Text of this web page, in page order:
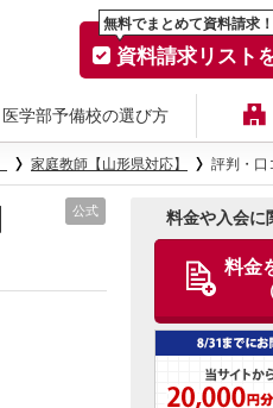
無料でまとめて資料請求！
資料請求リスト
医学部予備校の選び方
家庭教師【山形県対応】 評判・口
公式 料金や入会に
料金